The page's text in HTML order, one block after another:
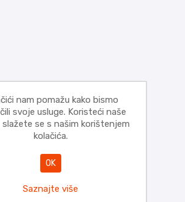
nam pomažu kako bismo
svoje usluge. Koristeći naše
slažete se s našim korištenjem
kolačića.
OK
Saznajte više